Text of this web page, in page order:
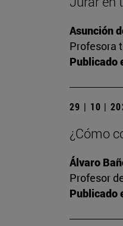
Asunción
Profesora
Publicado
29 | 10 |
¿Cómo
Álvaro
Profesor
Publicado